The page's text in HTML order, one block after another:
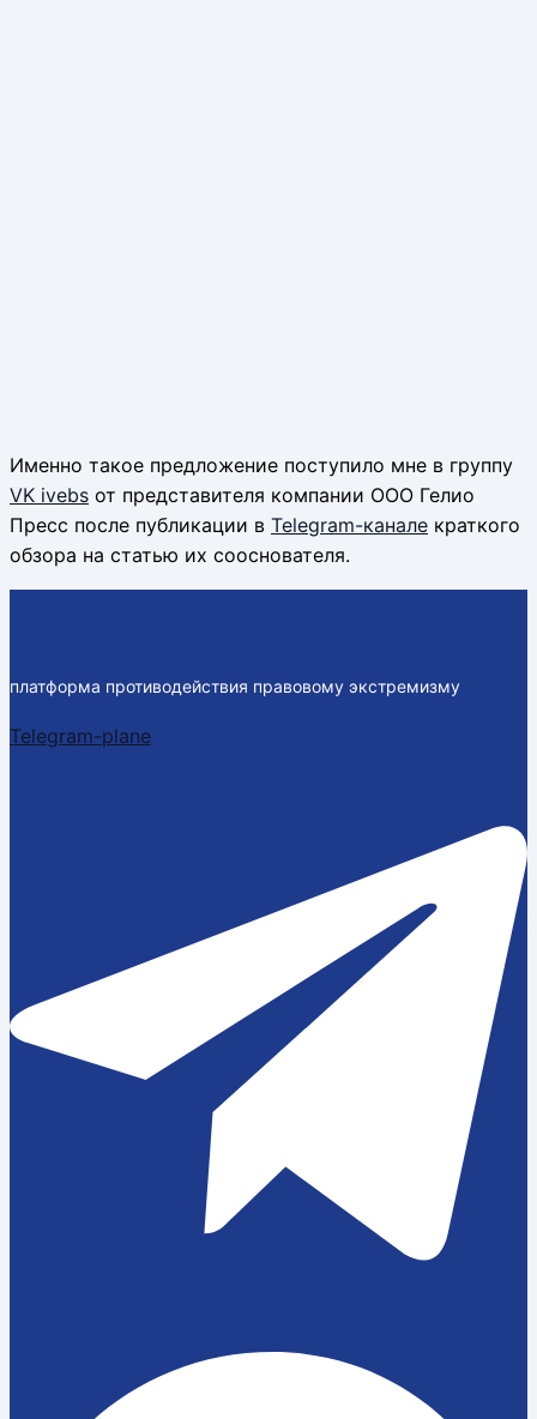
Именно такое предложение поступило мне в группу
VK ivebs от представителя компании OOO Гелио
Пресс после публикации в Telegram-канале краткого
обзора на статью их сооснователя.
платформа противодействия правовому экстремизму
Telegram-plane